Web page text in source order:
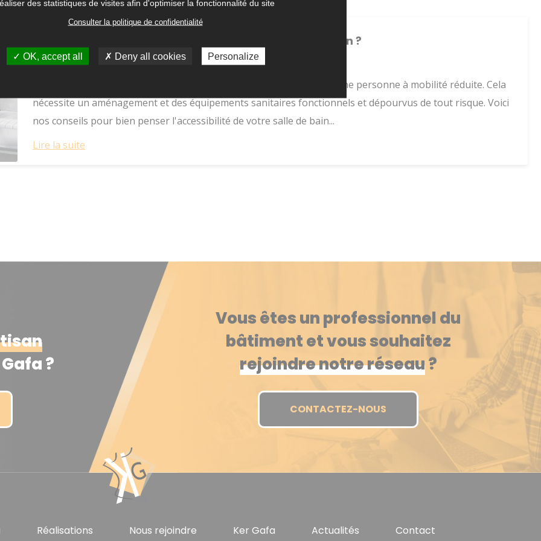
Accessibilité PMR : Comment aménager sa salle de bain ?
22/06/2021 Thèmes Plomberie
Bien concevoir sa salle de bains PMR est une priorité lorsqu'on est une personne à mobilité réduite. Cela
nécessite un aménagement et des équipements sanitaires fonctionnels et dépourvus de tout risque. Voici
nos conseils pour bien penser l'accessibilité de votre salle de bain...
Lire la suite
?
Vous êtes un professionnel du
bâtiment et vous souhaitez
rejoindre notre réseau?
CONTACTEZ-NOUS
Réalisations Nous rejoindre Ker Gafa Actualités Contact
des statistiques de visites afin d'optimiser la fonctionnalité du site
Consulter la politique de confidentialité
OK, accept all Deny all cookies Personalize